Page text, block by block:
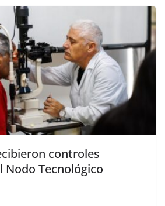
controles
Nodo Tecnológico